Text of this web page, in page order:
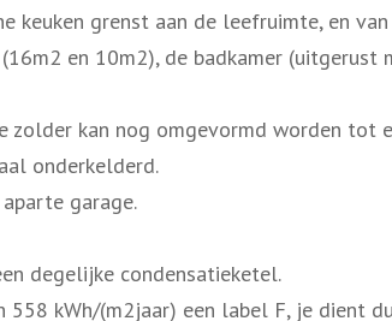
keuken grenst aan de leefruimte, en
en 10m2), de badkamer
zolder kan nog omgevormd worden tot
onderkelderd.
garage.
degelijke condensatieketel.
558 kWh/(m2jaar) een label F, je dient